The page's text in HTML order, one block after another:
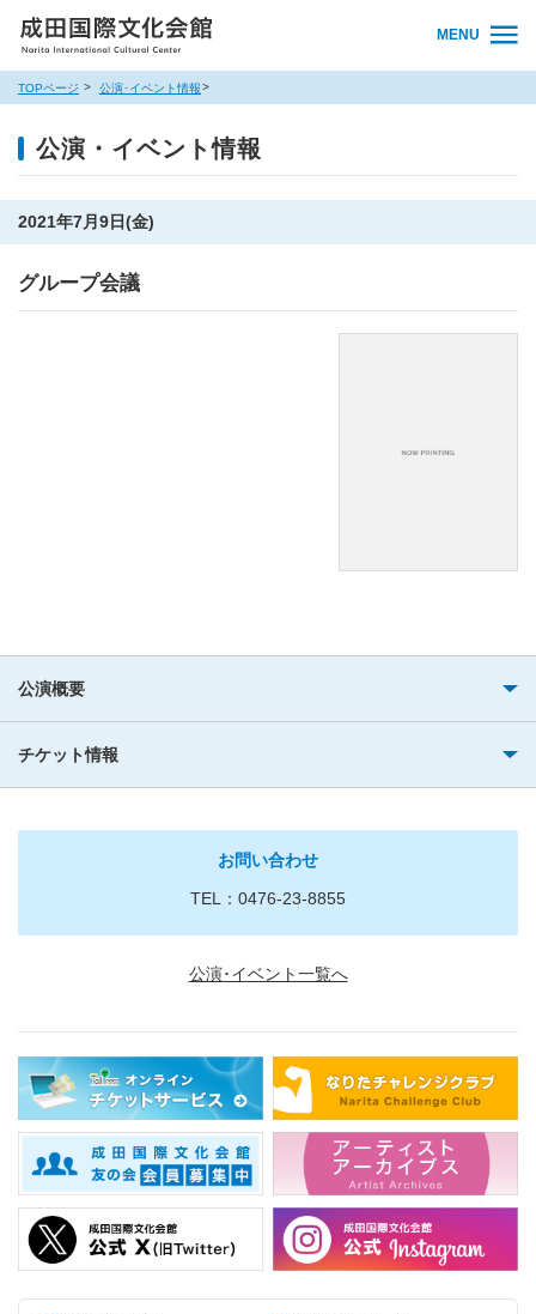
MENU
TOPページ 公演･イベント情報
公演・イベント情報
2021年7月9日(金)
グループ会議
公演概要
チケット情報
お問い合わせ
TEL：0476-23-8855
公演･イベント一覧へ